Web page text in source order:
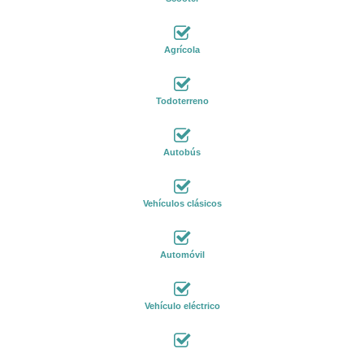
Agrícola
Todoterreno
Autobús
Vehículos clásicos
Automóvil
Vehículo eléctrico